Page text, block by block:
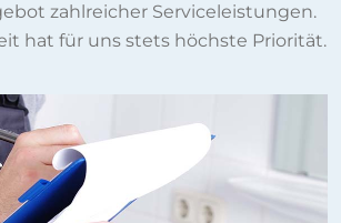
zahlreicher Serviceleistungen.
hat für uns stets höchste Priorität.